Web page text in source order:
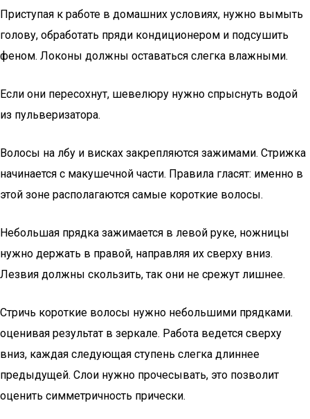
Приступая к работе в домашних условиях, нужно вымыть
голову, обработать пряди кондиционером и подсушить
феном. Локоны должны оставаться слегка влажными.
Если они пересохнут, шевелюру нужно спрыснуть водой
из пульверизатора.
Волосы на лбу и висках закрепляются зажимами. Стрижка
начинается с макушечной части. Правила гласят: именно в
этой зоне располагаются самые короткие волосы.
Небольшая прядка зажимается в левой руке, ножницы
нужно держать в правой, направляя их сверху вниз.
Лезвия должны скользить, так они не срежут лишнее.
Стричь короткие волосы нужно небольшими прядками.
оценивая результат в зеркале. Работа ведется сверху
вниз, каждая следующая ступень слегка длиннее
предыдущей. Слои нужно прочесывать, это позволит
оценить симметричность прически.